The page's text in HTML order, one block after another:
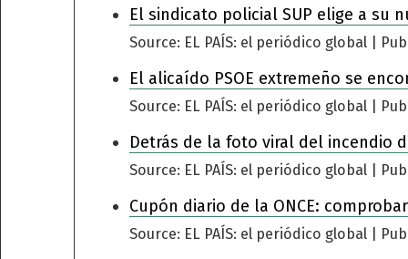
El sindicato policial SUP elige a su
Source: EL PAÍS: el periódico global
El alicaído PSOE extremeño se
Source: EL PAÍS: el periódico global
Detrás de la foto viral del incendio
Source: EL PAÍS: el periódico global
Cupón diario de la ONCE:
Source: EL PAÍS: el periódico global